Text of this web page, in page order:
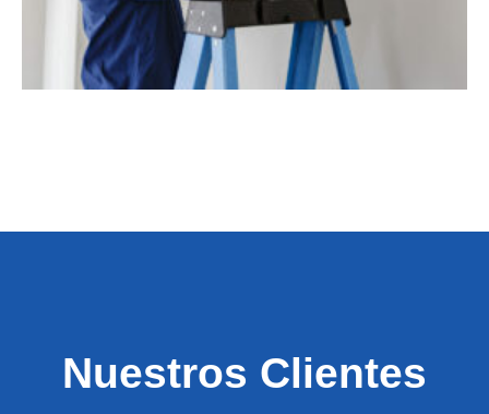
Nuestros Clientes